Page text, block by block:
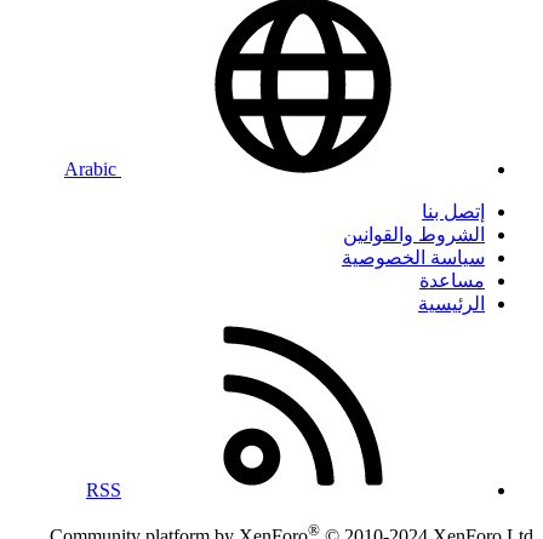
إتصل بنا
الشروط والقوانين
سياسة الخصوصية
مساعدة
الرئيسية
RSS
®